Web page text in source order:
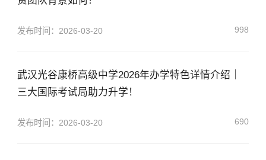
998
发布时间：2026-03-20
武汉光谷康桥高级中学2026年办学特色详情介绍｜
三大国际考试局助力升学！
690
发布时间：2026-03-20